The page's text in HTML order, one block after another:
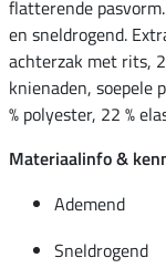
flatterende
en sneldrogend.
achterzak met rits,
knienaden,
% polyester, 22 %
Materiaalinfo &
Ademend
Sneldrogend